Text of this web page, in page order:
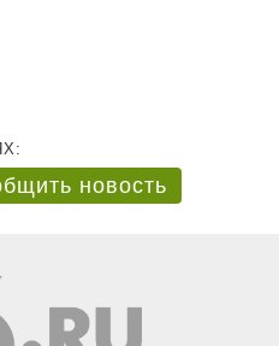
новость